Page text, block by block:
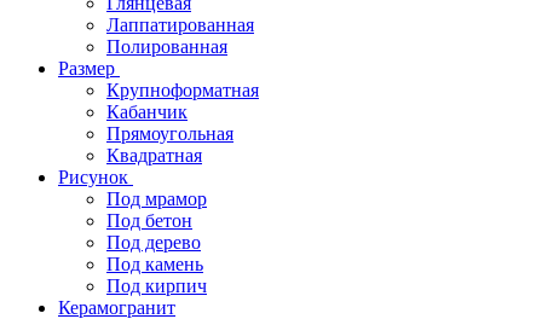
Лаппатированная
Полированная
Размер
Крупноформатная
Кабанчик
Прямоугольная
Квадратная
Рисунок
Под мрамор
Под бетон
Под дерево
Под камень
Под кирпич
Керамогранит